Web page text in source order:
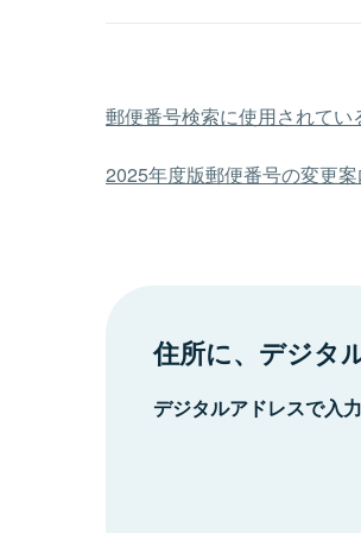
郵便番号検索に使用されてい
2025年度版郵便番号の変更
住所に、デジタ
デジタルアドレスで入